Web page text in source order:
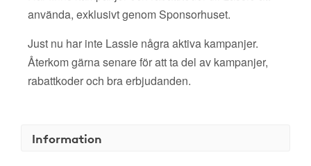
använda, exklusivt genom Sponsorhuset.
Just nu har inte Lassie några aktiva kampanjer.
Återkom gärna senare för att ta del av kampanjer,
rabattkoder och bra erbjudanden.
Information